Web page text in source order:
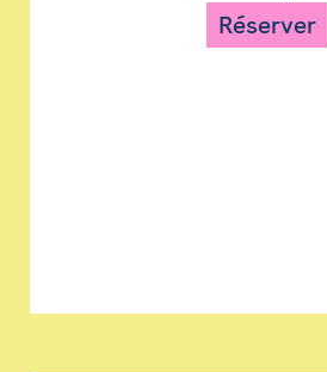
Réserver